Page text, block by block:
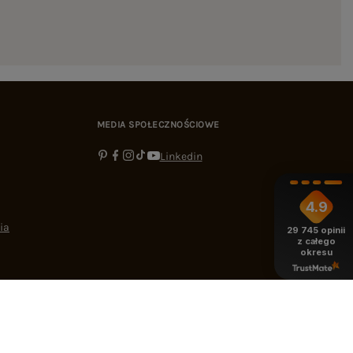
MEDIA SPOŁECZNOŚCIOWE
Linkedin
4.9
29 745 opinii
z całego
okresu